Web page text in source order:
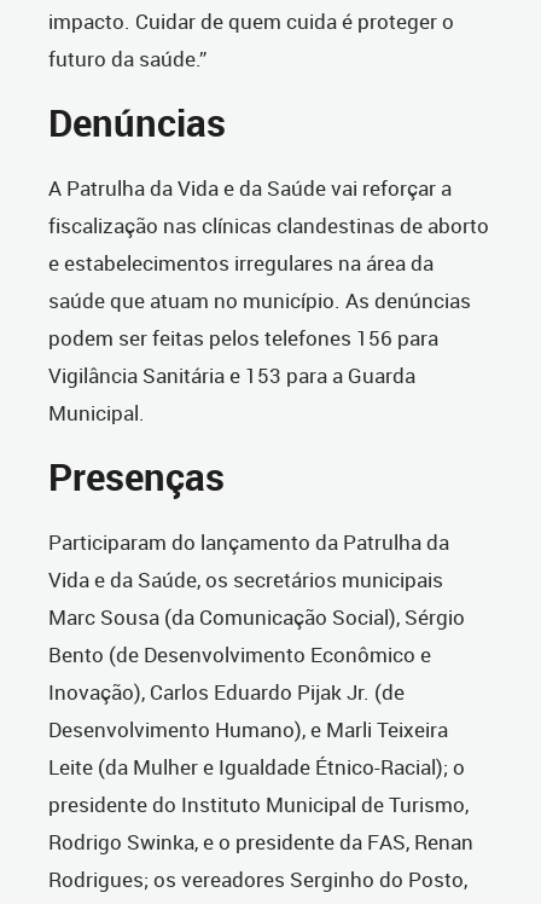
impacto. Cuidar de quem cuida é proteger o
futuro da saúde.”
Denúncias
A Patrulha da Vida e da Saúde vai reforçar a
fiscalização nas clínicas clandestinas de aborto
e estabelecimentos irregulares na área da
saúde que atuam no município. As denúncias
podem ser feitas pelos telefones 156 para
Vigilância Sanitária e 153 para a Guarda
Municipal.
Presenças
Participaram do lançamento da Patrulha da
Vida e da Saúde, os secretários municipais
Marc Sousa (da Comunicação Social), Sérgio
Bento (de Desenvolvimento Econômico e
Inovação), Carlos Eduardo Pijak Jr. (de
Desenvolvimento Humano),e Marli Teixeira
Leite (da Mulher e Igualdade Étnico-Racial); o
presidente do Instituto Municipal de Turismo,
Rodrigo Swinka, e o presidente da FAS, Renan
Rodrigues; os vereadores Serginho do Posto,